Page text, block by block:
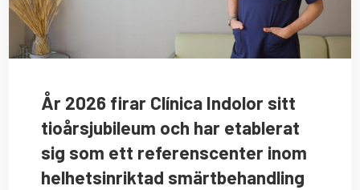
År 2026 firar Clínica Indolor sitt
tioårsjubileum och har etablerat
sig som ett referenscenter inom
helhetsinriktad smärtbehandling